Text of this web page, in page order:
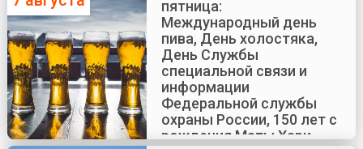
пятница:
Международный день
пива, День холостяка,
День Службы
специальной связи и
информации
Федеральной службы
охраны России, 150 лет с
рождения Маты Хари